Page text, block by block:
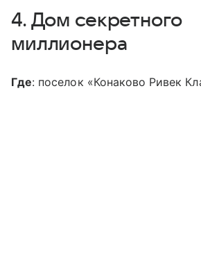
4. Дом секретного
миллионера
Где: поселок «Конаково Ривек